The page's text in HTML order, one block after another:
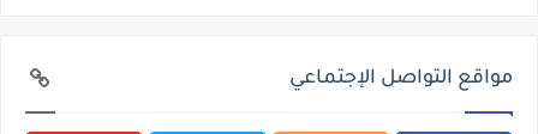
مواقع التواصل الإجتماعي